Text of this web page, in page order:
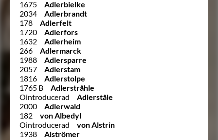
1675
Adlerbielke
2034
Adlerbrandt
178
Adlerfelt
1720
Adlerfors
1632
Adlerheim
266
Adlermarck
1988
Adlersparre
2057
Adlerstam
1816
Adlerstolpe
1765 B
Adlerstråhle
Ointroducerad
Adlerståle
2000
Adlerwald
182
von Albedyl
Ointroducerad
von Alstrin
1938
Alströmer